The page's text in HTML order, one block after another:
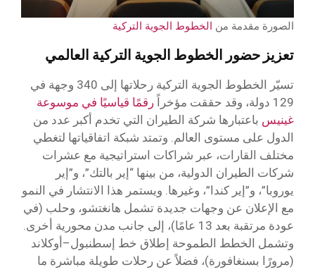
الصورة مقدمة من الخطوط الجوية التركية
تعزيز حضور الخطوط الجوية التركية العالمي
تسيّر الخطوط الجوية التركية رحلاتها إلى 340 وجهة في
129 دولة، وقد حققت مؤخراً
رقمًا قياسيًا في موسوعة
غينيس باعتبارها شركة الطيران التي تخدم أكبر عدد من
الدول على مستوى العالم. وتمتد شبكة اتفاقياتها لتغطي
مختلف القارات، عبر شراكات استراتيجية مع عشرات
شركات الطيران الدولية، من بينها “إير بالتك”، و”إير
يوروبا”، و”إير كندا”، وغيرها. ويستمر هذا الانتشار في النمو
مع الإعلان عن وجهات جديدة تشمل هانغتشو، وحلب (في
عودة مرتقبة بعد 13 عامًا)، إلى جانب مدن محورية أخرى.
وتشمل الخطط الطموحة إطلاق خط إسطنبول–أوكلاند
(مرورًا بسنغافورة)، فضلاً عن رحلات طويلة مباشرة ما